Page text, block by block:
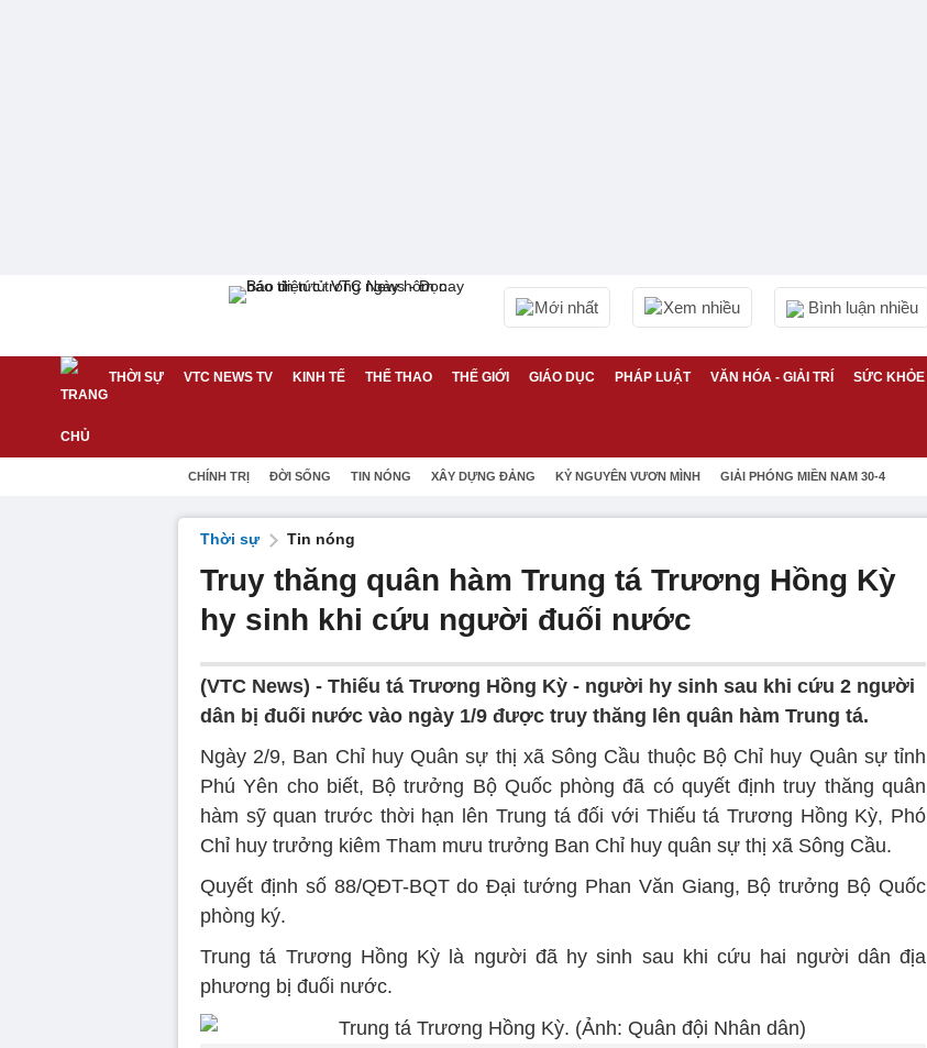
Mới nhất Xem nhiều Bình luận nhiều
THỜI SỰ VTC NEWS TV KINH TẾ THỂ THAO THẾ GIỚI GIÁO DỤC PHÁP LUẬT VĂN HÓA - GIẢI TRÍ SỨC KHỎE
CHÍNH TRỊ ĐỜI SỐNG TIN NÓNG XÂY DỰNG ĐẢNG KỶ NGUYÊN VƯƠN MÌNH GIẢI PHÓNG MIỀN NAM 30-4
Thời sự Tin nóng
Truy thăng quân hàm Trung tá Trương Hồng Kỳ
hy sinh khi cứu người đuối nước
(VTC News) - Thiếu tá Trương Hồng Kỳ - người hy sinh sau khi cứu 2 người
dân bị đuối nước vào ngày 1/9 được truy thăng lên quân hàm Trung tá.
Ngày 2/9, Ban Chỉ huy Quân sự thị xã Sông Cầu thuộc Bộ Chỉ huy Quân sự tỉnh
Phú Yên cho biết, Bộ trưởng Bộ Quốc phòng đã có quyết định truy thăng quân
hàm sỹ quan trước thời hạn lên Trung tá đối với Thiếu tá Trương Hồng Kỳ, Phó
Chỉ huy trưởng kiêm Tham mưu trưởng Ban Chỉ huy quân sự thị xã Sông Cầu.
Quyết định số 88/QĐT-BQT do Đại tướng Phan Văn Giang, Bộ trưởng Bộ Quốc
phòng ký.
Trung tá Trương Hồng Kỳ là người đã hy sinh sau khi cứu hai người dân địa
phương bị đuối nước.